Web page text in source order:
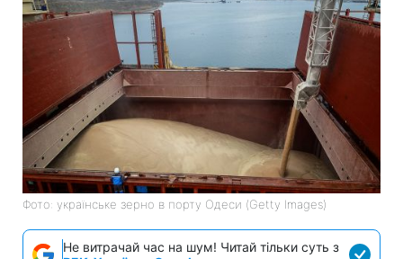
Фото: українське зерно в порту Одеси (Getty Images)
Не витрачай час на шум! Читай тільки суть з